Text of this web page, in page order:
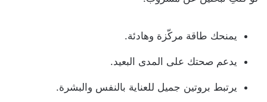
يمنحك طاقة مركّزة وهادئة.
يدعم صحتك على المدى البعيد.
يرتبط بروتين جميل للعناية بالنفس والبشرة.